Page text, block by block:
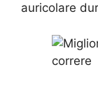
auricolare